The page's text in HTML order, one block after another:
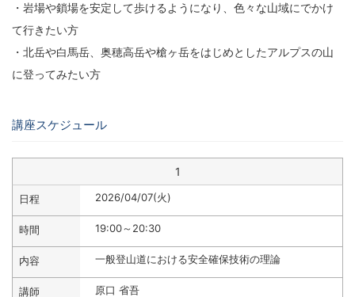
・岩場や鎖場を安定して歩けるようになり、色々な山域にでかけ
て行きたい方
・北岳や白馬岳、奥穂高岳や槍ヶ岳をはじめとしたアルプスの山
に登ってみたい方
講座スケジュール
1
2026/04/07(火)
19:00～20:30
一般登山道における安全確保技術の理論
原口 省吾